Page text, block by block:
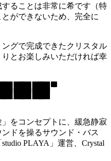
ることは非常に希です（特
ができないため、完全に
グで完成できたクリスタル
とお楽しみいただければ幸
」をコンセプトに、緩急静寂
ドを操るサウンド・バス
PLAYA」運営、Crystal